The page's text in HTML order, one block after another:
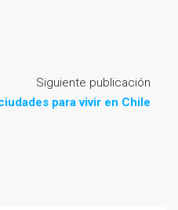
Siguiente publicación
para vivir en Chile